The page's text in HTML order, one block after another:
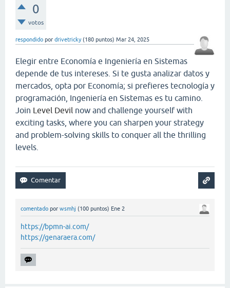
0
votos
respondido por drivetricky (180 puntos) Mar 24, 2025
Elegir entre Economía e Ingeniería en Sistemas
depende de tus intereses. Si te gusta analizar datos y
mercados, opta por Economía; si prefieres tecnología y
programación, Ingeniería en Sistemas es tu camino.
Join Level Devil now and challenge yourself with
exciting tasks, where you can sharpen your strategy
and problem-solving skills to conquer all the thrilling
levels.
comentado por wsmhj (100 puntos) Ene 2
https://bpmn-ai.com/
https://genaraera.com/